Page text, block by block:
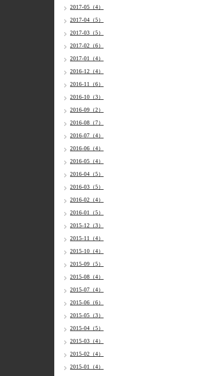
2017-05（4）
2017-04（5）
2017-03（5）
2017-02（6）
2017-01（4）
2016-12（4）
2016-11（6）
2016-10（3）
2016-09（2）
2016-08（7）
2016-07（4）
2016-06（4）
2016-05（4）
2016-04（5）
2016-03（5）
2016-02（4）
2016-01（5）
2015-12（3）
2015-11（4）
2015-10（4）
2015-09（5）
2015-08（4）
2015-07（4）
2015-06（6）
2015-05（3）
2015-04（5）
2015-03（4）
2015-02（4）
2015-01（4）